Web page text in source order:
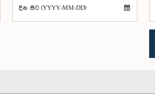
දින සිට (YYYY-MM-DD)